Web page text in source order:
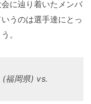
に辿り着いたメンバ
うのは選手達にとっ
。
福岡県) vs.